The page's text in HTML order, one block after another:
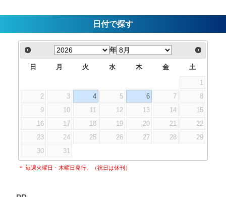
日付で探す
年
日 月 火 水 木 金 土
1
2
3 4 5 6 7
8
9
10 11 12 13 14
15
16
17 18 19 20 21
22
23
24 25 26 27 28
29
30
31
＊ 毎週火曜日・木曜日発行。（祝日は休刊）